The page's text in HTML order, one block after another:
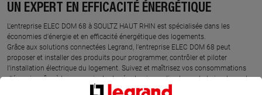
UN EXPERT EN EFFICACITÉ ÉNERGÉTIQUE
L'entreprise ELEC DOM 68 à SOULTZ HAUT RHIN est spécialisée dans les
économies d'énergie et en efficacité énergétique des logements.
Grâce aux solutions connectées Legrand, l'entreprise ELEC DOM 68 peut
proposer et installer des produits pour programmer, contrôler et piloter
l'installation électrique du logement. Suivez et maîtrisez vos consommations
d'énergie grâce à la mesure instantanée et agissez directement et simplement
depuis votre smartphone sur la facture d'électricité.